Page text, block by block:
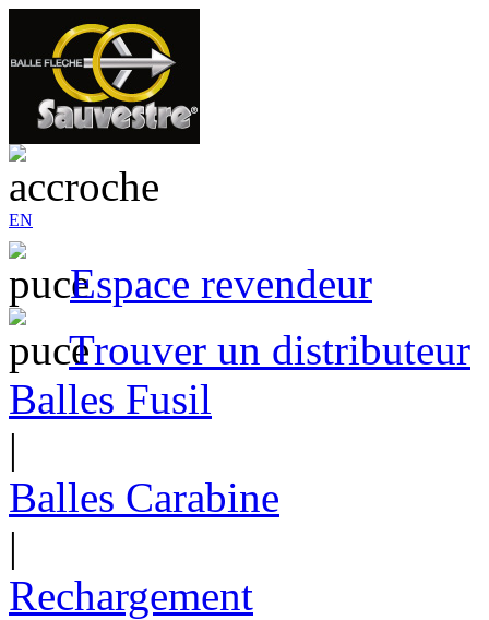
EN
Espace revendeur
Trouver un distributeur
Balles Fusil
|
Balles Carabine
|
Rechargement